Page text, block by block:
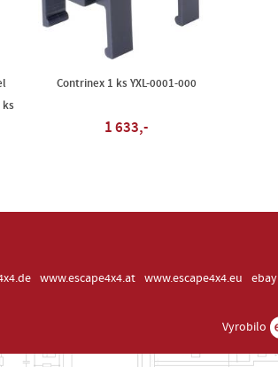
ks
Contrinex 1 ks YXL-0001-000
1 633,-
www.escape4x4.at www.escape4x4.eu ebay
Vyrobilo